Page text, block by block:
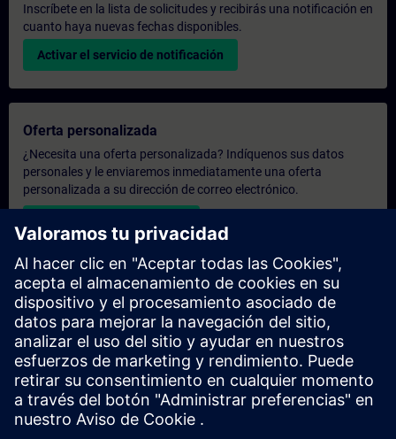
Inscríbete en la lista de solicitudes y recibirás una notificación en
cuanto haya nuevas fechas disponibles.
Activar el servicio de notificación
Oferta personalizada
¿Necesita una oferta personalizada? Indíquenos sus datos
personales y le enviaremos inmediatamente una oferta
personalizada a su dirección de correo electrónico.
Enviar una oferta personal
Solicitar presupuesto exclusivo
¿Necesita una formación más especializada y busca un
presupuesto para una formación exclusiva, ya sea presencial,
virtual o en un centro de formación SITRAIN? Tras facilitarnos
sus datos personales y sus necesidades formativas, le
enviaremos un presupuesto personalizado.
Solicitar presupuesto exclusivo